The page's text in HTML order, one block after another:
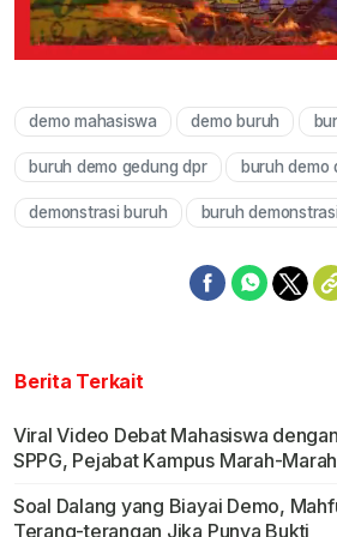
demo mahasiswa demo buruh
buruh demo gedung dpr buruh demo
demonstrasi buruh buruh demonstrasi
Berita Terkait
Viral Video Debat Mahasiswa
SPPG, Pejabat Kampus Marah-Marah
Soal Dalang yang Biayai Demo,
Terang-terangan Jika Punya Bukti